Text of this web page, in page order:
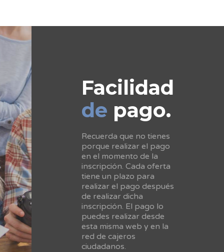
Facilidad
de pago.
Recuerda que no tienes
porque realizar el pago
en el momento de la
inscripción. Cada oferta
tiene un plazo para
realizar el pago después
de realizar dicha
inscripción. El pago lo
puedes realizar desde
esta misma web y en la
red de cajeros
ciudadanos.